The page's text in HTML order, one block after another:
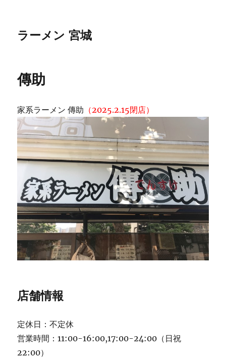
ラーメン 宮城
傳助
家系ラーメン 傳助 （2025.2.15閉店）
店舗情報
定休日：不定休
営業時間：11:00-16:00,17:00-24:00（日祝
22:00）